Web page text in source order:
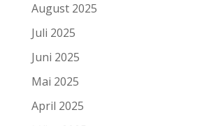
August 2025
Juli 2025
Juni 2025
Mai 2025
April 2025